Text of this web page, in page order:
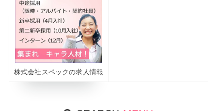
株式会社スペックの求人情報